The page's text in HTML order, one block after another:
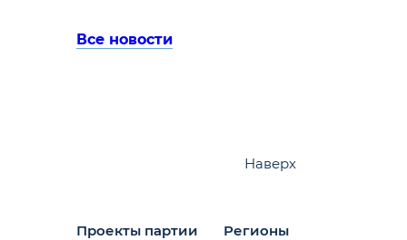
Все новости
Проекты партии Регионы
Наверх